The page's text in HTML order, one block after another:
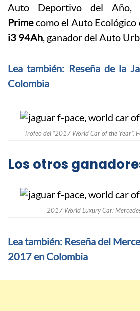
Auto Deportivo del Año,
Primecomo el Auto Ecológico
i3 94Ah, ganador del Auto
Lea también: Reseña de la
Colombia
Trofeo del “2017 World Car of the Year”.
Los otros
2017 World Luxury Car:
Lea también: Reseña del
2017 en Colombia